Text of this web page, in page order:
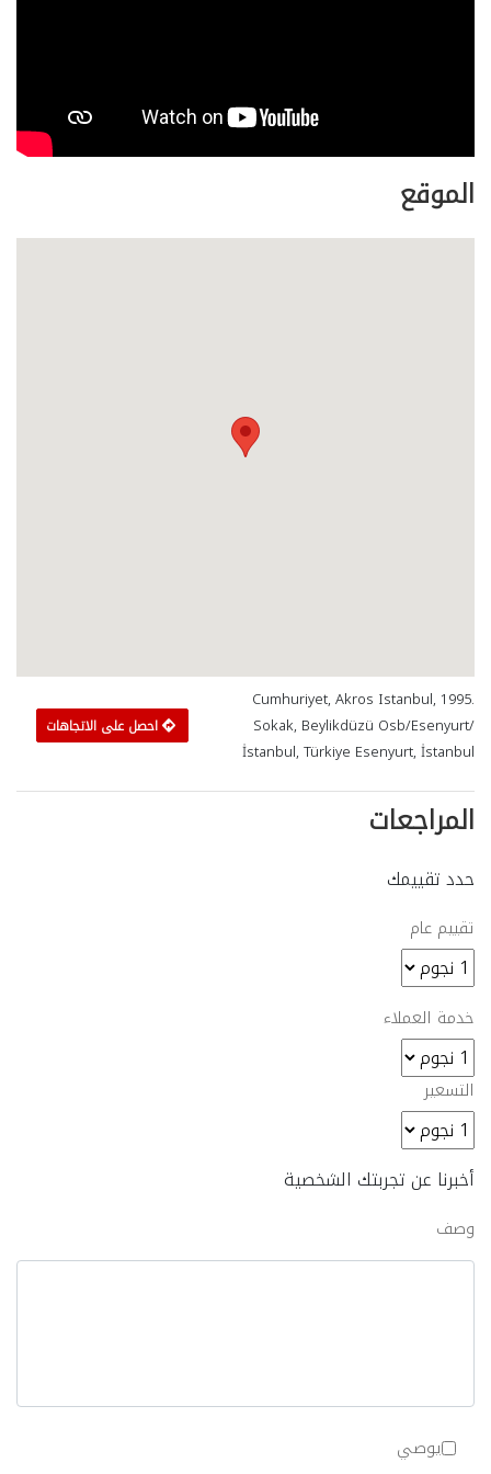
الموقع
Cumhuriyet, Akros Istanbul, 1995.
Sokak, Beylikdüzü Osb/Esenyurt/
İstanbul, Türkiye Esenyurt, İstanbul
احصل على الاتجاهات
المراجعات
حدد تقييمك
تقييم عام
خدمة العملاء
التسعير
أخبرنا عن تجربتك الشخصية
وصف
يوصي